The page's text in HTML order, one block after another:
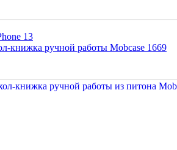
13
книжка ручной работы Mobcase 1669